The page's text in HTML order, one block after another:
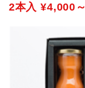
2本入 ¥4,000～